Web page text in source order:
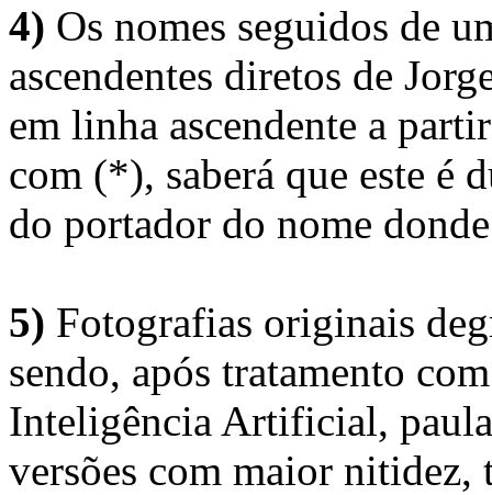
4) Os nomes seguidos de
ascendentes diretos de
em linha ascendente a
com (*), saberá que este é
do portador do nome
5) Fotografias originais
sendo, após tratamento
Inteligência Artificial,
versões com maior nitidez,